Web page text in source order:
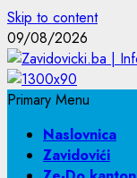
Skip to content
09/08/2026
Primary Menu
Naslovnica
Zavidovići